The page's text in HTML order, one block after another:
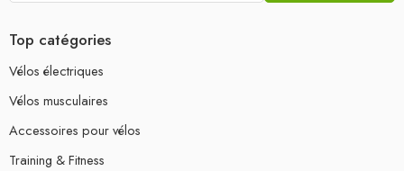
Top catégories
Vélos électriques
Vélos musculaires
Accessoires pour vélos
Training & Fitness